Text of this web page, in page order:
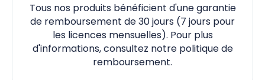
Tous nos produits bénéficient d'une garantie
de remboursement de 30 jours (7 jours pour
les licences mensuelles). Pour plus
d'informations, consultez notre politique de
remboursement.